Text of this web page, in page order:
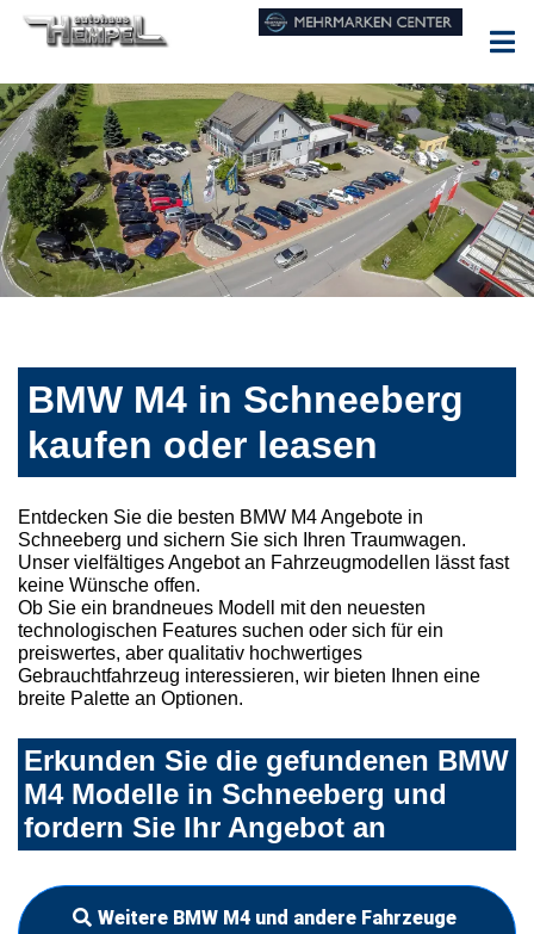
BMW M4 in Schneeberg
kaufen oder leasen
Entdecken Sie die besten BMW M4 Angebote in
Schneeberg und sichern Sie sich Ihren Traumwagen.
Unser vielfältiges Angebot an Fahrzeugmodellen lässt fast
keine Wünsche offen.
Ob Sie ein brandneues Modell mit den neuesten
technologischen Features suchen oder sich für ein
preiswertes, aber qualitativ hochwertiges
Gebrauchtfahrzeug interessieren, wir bieten Ihnen eine
breite Palette an Optionen.
Erkunden Sie die gefundenen BMW
M4 Modelle in Schneeberg und
fordern Sie Ihr Angebot an
Weitere BMW M4 und andere Fahrzeuge